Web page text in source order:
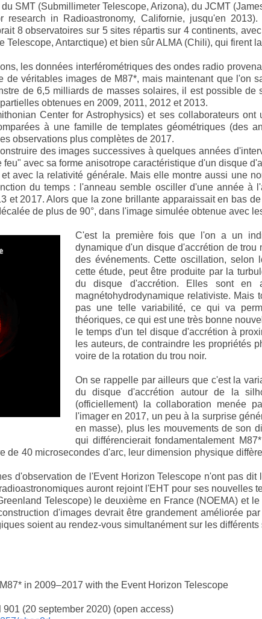
SMT (Submillimeter Telescope, Arizona), du JCMT
research in Radioastronomy, Californie, jusqu'en
8 observatoires sur 5 sites répartis sur 4 continents,
Telescope, Antarctique) et bien sûr ALMA (Chili), qui firent
les données interférométriques des ondes radio
de véritables images de M87*, mais maintenant que l'on
de 6,5 milliards de masses solaires, il est possible de
obtenues en 2009, 2011, 2012 et 2013.
Center for Astrophysics) et ses collaborateurs
à une famille de templates géométriques (des
observations plus complètes de 2017.
des images successives à quelques années
feu" avec sa forme anisotrope caractéristique d'un disque
avec la relativité générale. Mais elle montre aussi une
du temps : l'anneau semble osciller d'une année à
et 2017. Alors que la zone brillante apparaissait en bas
de plus de 90°, dans l'image simulée obtenue avec
C'est la première fois que l'on a un
dynamique d'un disque d'accrétion de
des événements. Cette oscillation,
cette étude, peut être produite par la
du disque d'accrétion. Elles sont en
magnétohydrodynamique relativiste. Mais
pas une telle variabilité, ce qui va
théoriques, ce qui est une très bonne
le temps d'un tel disque d'accrétion à
les auteurs, de contraindre les propriétés
voire de la rotation du trou noir.
On se rappelle par ailleurs que c'est la
du disque d'accrétion autour de la
(officiellement) la collaboration menée
l'imager en 2017, un peu à la surprise
en masse), plus les mouvements de son
qui différencierait fondamentalement
de 40 microsecondes d'arc, leur dimension physique
d'observation de l'Event Horizon Telescope n'ont pas
auront rejoint l'EHT pour ses nouvelles
Telescope) le deuxième en France (NOEMA) et
d'images devrait être grandement améliorée
soient au rendez-vous simultanément sur les différents
in 2009–2017 with the Event Horizon Telescope
(20 september 2020) (open access)